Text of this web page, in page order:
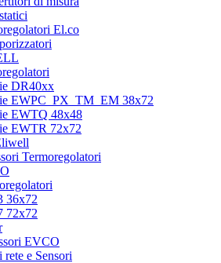
El.co
DR40xx
EWPC_PX_TM_EM 38x72
EWTQ 48x48
EWTR 72x72
Termoregolatori
36x72
72x72
EVCO
e Sensori